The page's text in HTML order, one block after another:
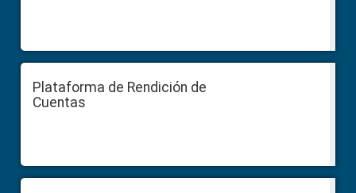
Plataforma de Rendición de
Cuentas